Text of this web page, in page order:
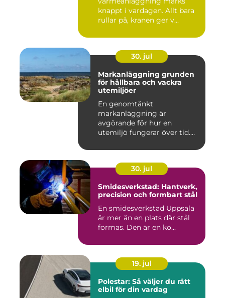
knappt i vardagen. Allt bara
rullar på, kranen ger v...
30. jul
Markanläggning grunden
för hållbara och vackra
utemiljöer
En genomtänkt
markanläggning är
avgörande för hur en
utemiljö fungerar över tid.
30. jul
Smidesverkstad: Hantverk,
precision och formbart stål
En smidesverkstad Uppsala
är mer än en plats där stål
formas. Den är en ko...
19. jul
Polestar: Så väljer du rätt
elbil för din vardag